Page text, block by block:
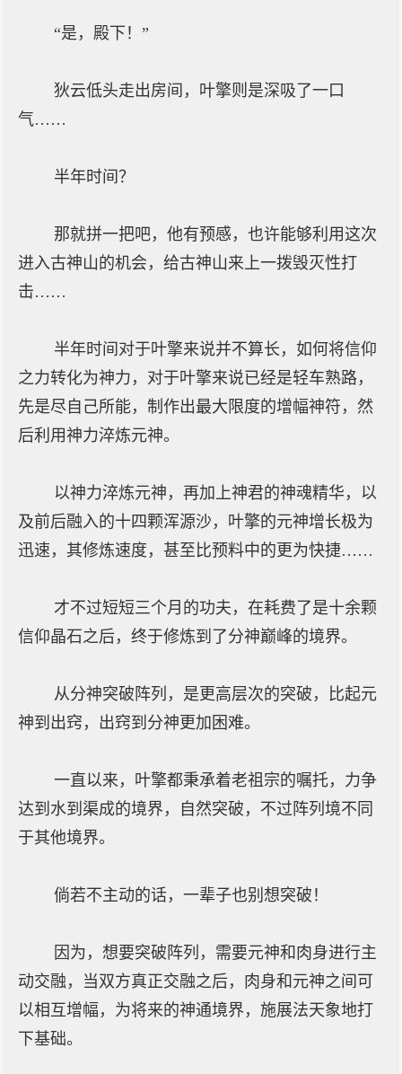
“是，殿下！”
狄云低头走出房间，叶擎则是深吸了一口
气……
半年时间？
那就拼一把吧，他有预感，也许能够利用这次
进入古神山的机会，给古神山来上一拨毁灭性打
击……
半年时间对于叶擎来说并不算长，如何将信仰
之力转化为神力，对于叶擎来说已经是轻车熟路，
先是尽自己所能，制作出最大限度的增幅神符，然
后利用神力淬炼元神。
以神力淬炼元神，再加上神君的神魂精华，以
及前后融入的十四颗浑源沙，叶擎的元神增长极为
迅速，其修炼速度，甚至比预料中的更为快捷……
才不过短短三个月的功夫，在耗费了是十余颗
信仰晶石之后，终于修炼到了分神巅峰的境界。
从分神突破阵列，是更高层次的突破，比起元
神到出窍，出窍到分神更加困难。
一直以来，叶擎都秉承着老祖宗的嘱托，力争
达到水到渠成的境界，自然突破，不过阵列境不同
于其他境界。
倘若不主动的话，一辈子也别想突破！
因为，想要突破阵列，需要元神和肉身进行主
动交融，当双方真正交融之后，肉身和元神之间可
以相互增幅，为将来的神通境界，施展法天象地打
下基础。